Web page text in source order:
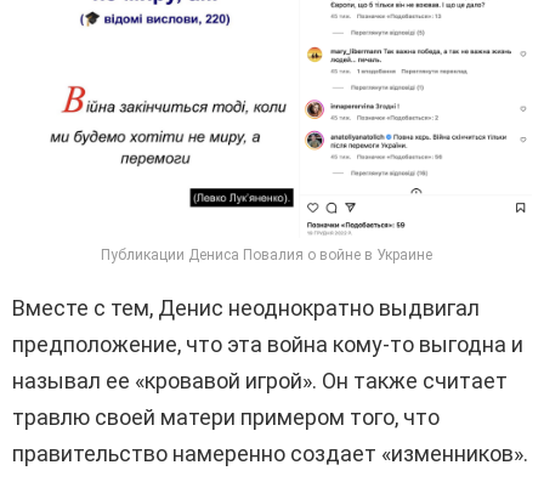
Публикации Дениса Повалия о войне в Украине
Вместе с тем, Денис неоднократно выдвигал
предположение, что эта война кому-то выгодна и
называл ее «кровавой игрой». Он также считает
травлю своей матери примером того, что
правительство намеренно создает «изменников».